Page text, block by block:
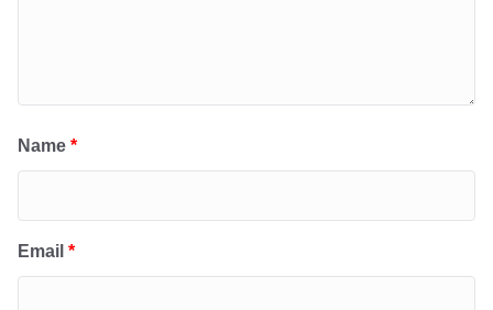
Name *
Email *